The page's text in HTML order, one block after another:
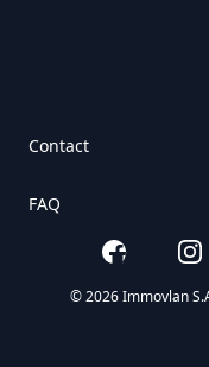
Contact
FAQ
Facebook
© 2026 Immovlan